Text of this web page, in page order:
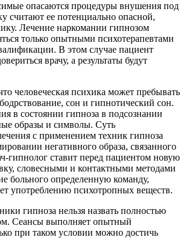
опасаются процедуры внушения под
считают ее потенциально опасной,
Лечение наркомании гипнозом
только опытными психотерапевтами
В этом случае пациент
врачу, а результаты будут
человеческая психика может пребывать
сон и гипнотический сон.
в состоянии гипноза в подсознании
образы и символы. Суть
с применением техник гипноза
негативного образа, связанного
гипнолог ставит перед пациентом новую
словесными и контактными методами
больного определенную команду,
употреблению психотропных веществ.
гипноза нельзя назвать полностью
Сеансы выполняет опытный
при таком условии можно достичь